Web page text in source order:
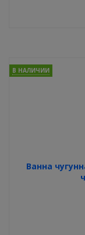
Ванна
В НАЛИЧИИ